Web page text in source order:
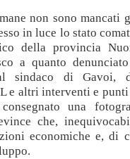
non sono mancati
in luce lo stato
della provincia
a quanto
sindaco di Gavoi,
e altri interventi e punti
una
che,
economiche e, di